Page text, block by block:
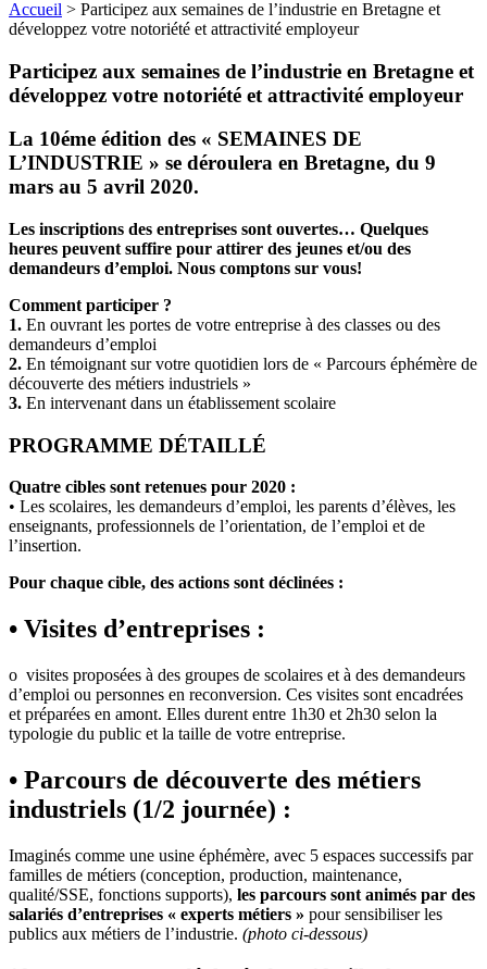
Accueil > Participez aux semaines de l’industrie en Bretagne et
développez votre notoriété et attractivité employeur
Participez aux semaines de l’industrie en Bretagne et
développez votre notoriété et attractivité employeur
La 10éme édition des « SEMAINES DE
L’INDUSTRIE » se déroulera en Bretagne, du 9
mars au 5 avril 2020.
Les inscriptions des entreprises sont ouvertes… Quelques
heures peuvent suffire pour attirer des jeunes et/ou des
demandeurs d’emploi. Nous comptons sur vous!
Comment participer ?
1. En ouvrant les portes de votre entreprise à des classes ou des
demandeurs d’emploi
2. En témoignant sur votre quotidien lors de « Parcours éphémère de
découverte des métiers industriels »
3. En intervenant dans un établissement scolaire
PROGRAMME DÉTAILLÉ
Quatre cibles sont retenues pour 2020 :
• Les scolaires, les demandeurs d’emploi, les parents d’élèves, les
enseignants, professionnels de l’orientation, de l’emploi et de
l’insertion.
Pour chaque cible, des actions sont déclinées :
• Visites d’entreprises :
o visites proposées à des groupes de scolaires et à des demandeurs
d’emploi ou personnes en reconversion. Ces visites sont encadrées
et préparées en amont. Elles durent entre 1h30 et 2h30 selon la
typologie du public et la taille de votre entreprise.
• Parcours de découverte des métiers
industriels (1/2 journée) :
Imaginés comme une usine éphémère, avec 5 espaces successifs par
familles de métiers (conception, production, maintenance,
qualité/SSE, fonctions supports), les parcours sont animés par des
salariés d’entreprises « experts métiers » pour sensibiliser les
publics aux métiers de l’industrie. (photo ci-dessous)